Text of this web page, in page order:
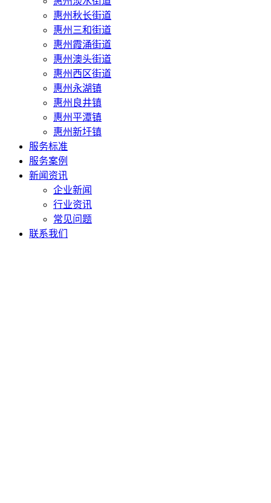
惠州秋长街道
惠州三和街道
惠州霞涌街道
惠州澳头街道
惠州西区街道
惠州永湖镇
惠州良井镇
惠州平潭镇
惠州新圩镇
服务标准
服务案例
新闻资讯
企业新闻
行业资讯
常见问题
联系我们